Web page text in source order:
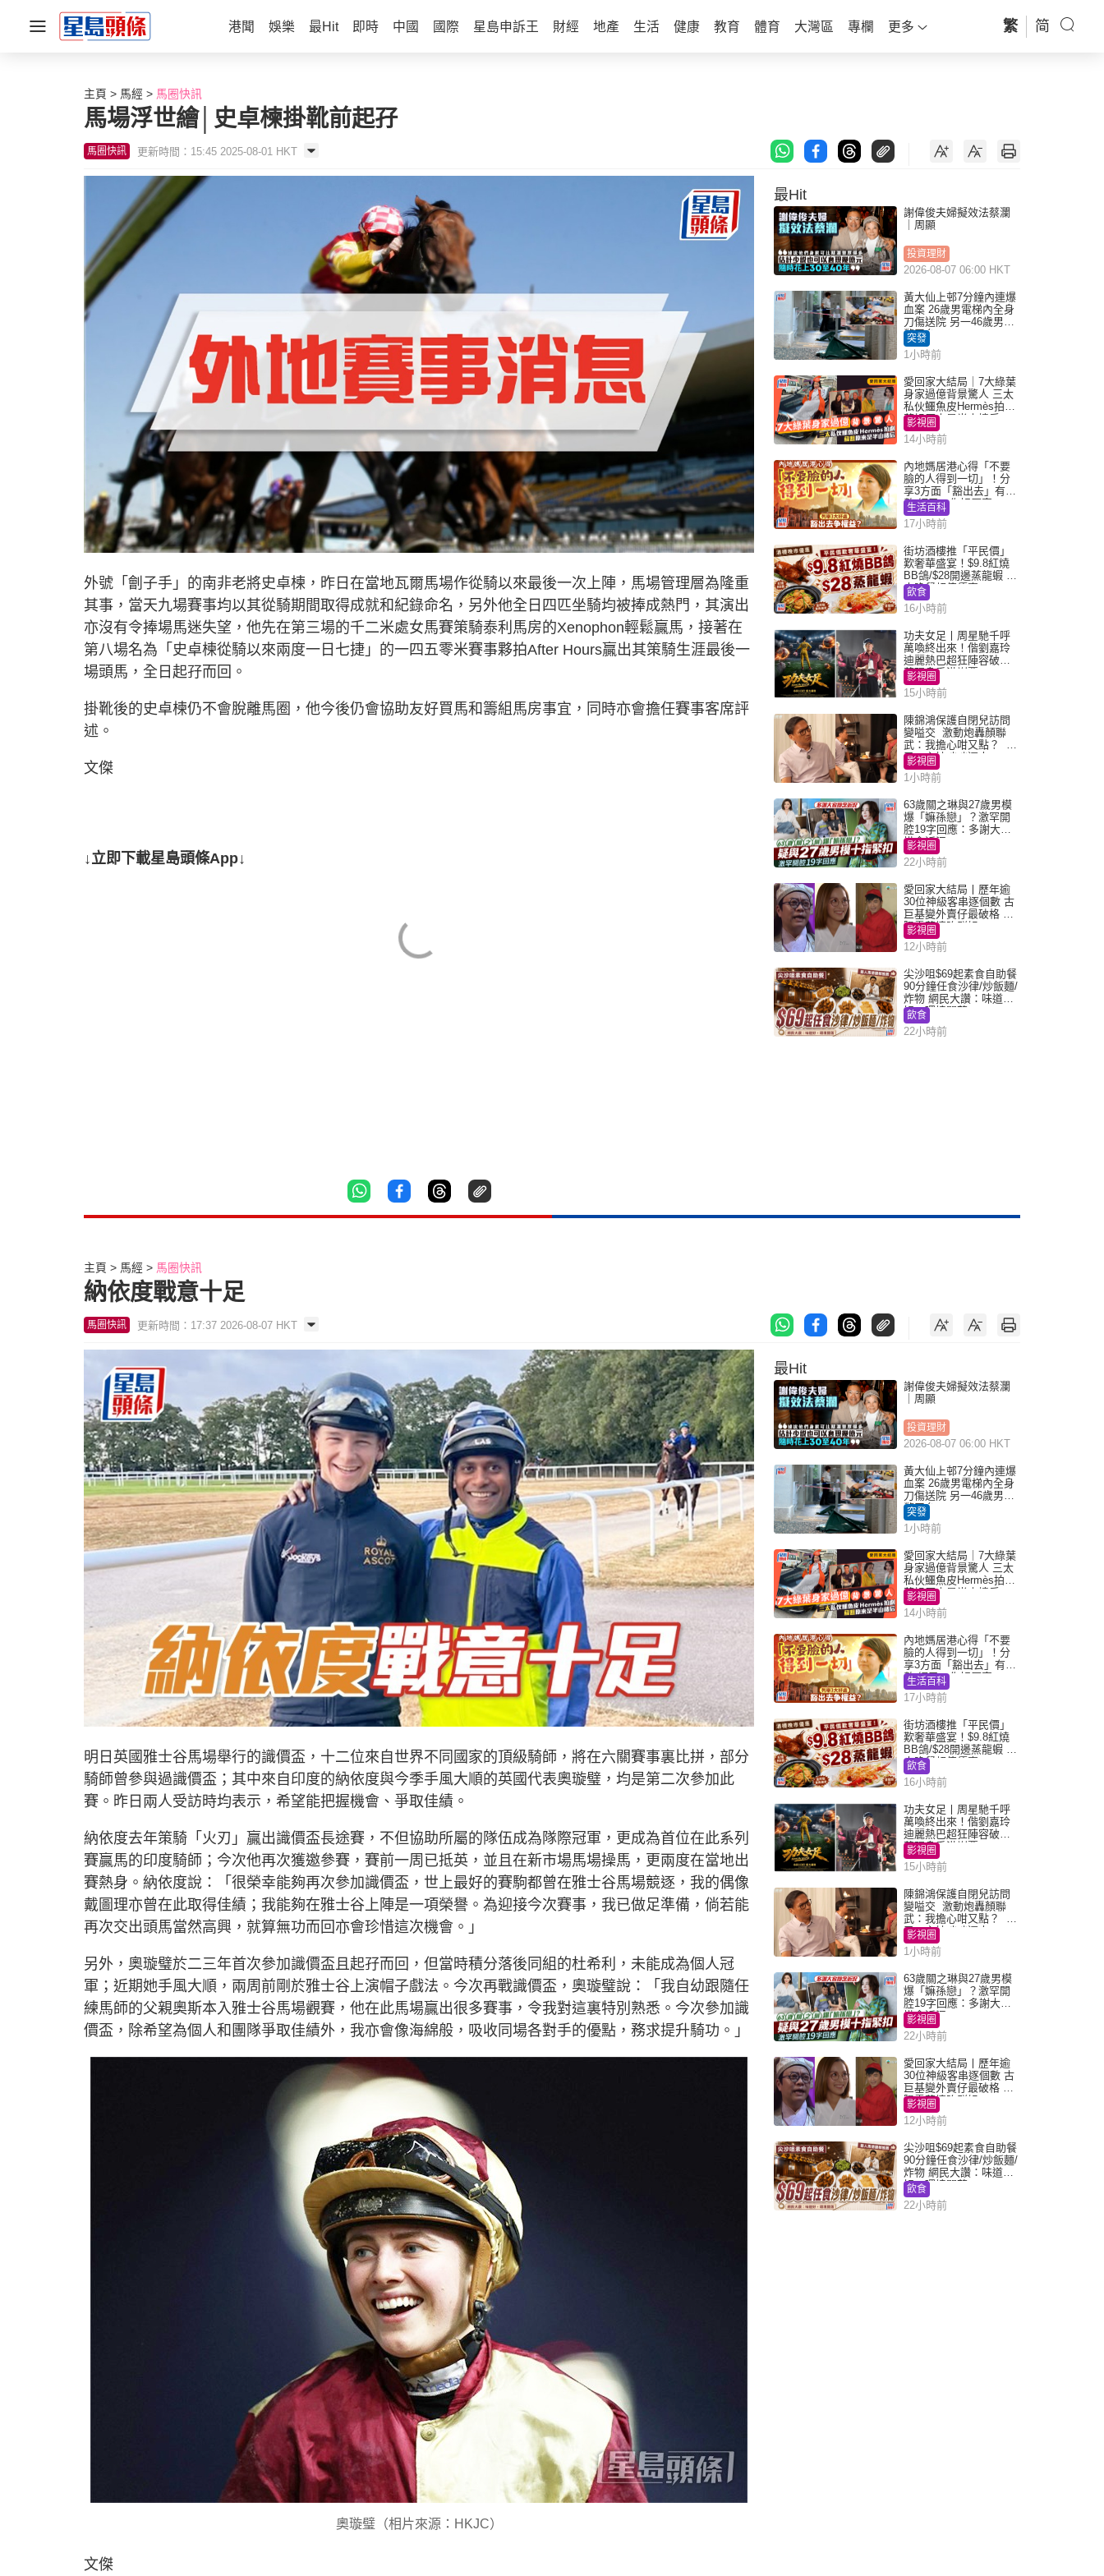
港聞 娛樂 最Hit 即時 中國 國際 星島申訴王 財經 地產 生活 健康 教育 體育 大灣區 專欄 更多 繁 简
主頁 馬經 馬圈快訊
馬場浮世繪│史卓楝掛靴前起孖
馬圈快訊 更新時間：15:45 2025-08-01 HKT
外號「劊子手」的南非老將史卓楝，昨日在當地瓦爾馬場作從騎以來最後一次上陣，馬場管理層為隆重
其事，當天九場賽事均以其從騎期間取得成就和紀錄命名，另外他全日四匹坐騎均被捧成熱門，其演出
亦沒有令捧場馬迷失望，他先在第三場的千二米處女馬賽策騎泰利馬房的Xenophon輕鬆贏馬，接著在
第八場名為「史卓楝從騎以來兩度一日七捷」的一四五零米賽事夥拍After Hours贏出其策騎生涯最後一
場頭馬，全日起孖而回。
掛靴後的史卓楝仍不會脫離馬圈，他今後仍會協助友好買馬和籌組馬房事宜，同時亦會擔任賽事客席評
述。
文傑
↓立即下載星島頭條App↓
最Hit
謝偉俊夫婦擬效法蔡瀾
｜周顯
投資理財
2026-08-07 06:00 HKT
黃大仙上邨7分鐘內連爆
血案 26歲男電梯內全身
刀傷送院 另一46歲男倒
斃平台
突發
1小時前
愛回家大結局｜7大綠葉
身家過億背景驚人 三太
私伙鱷魚皮Hermès拍劇
蘇姐原來是半山樓后
影視圈
14小時前
內地媽居港心得「不要
臉的人得到一切」！分
享3方面「豁出去」有著
數 網民：你好厲害
生活百科
17小時前
街坊酒樓推「平民價」
歎奢華盛宴！$9.8紅燒
BB鴿/$28開邊蒸龍蝦 3
大晚餐超值優惠
飲食
16小時前
功夫女足丨周星馳千呼
萬喚終出來！偕劉嘉玲
迪麗熱巴超狂陣容破天
荒現身香港謝票
影視圈
15小時前
陳錦鴻保護自閉兒訪問
變嗌交 激動炮轟顏聯
武：我擔心咁又點？ 網
民：主持咄咄逼人
影視圈
1小時前
63歲關之琳與27歲男模
爆「嫲孫戀」？激罕開
腔19字回應：多謝大家
掛念近況
影視圈
22小時前
愛回家大結局丨歷年逾
30位神級客串逐個數 古
巨基變外賣仔最破格 歐
陽震華情陷群姐
影視圈
12小時前
尖沙咀$69起素食自助餐
90分鐘任食沙律/炒飯麵/
炸物 網民大讚：味道
好，環境闊落
飲食
22小時前
主頁 馬經 馬圈快訊
納依度戰意十足
馬圈快訊 更新時間：17:37 2026-08-07 HKT
明日英國雅士谷馬場舉行的識價盃，十二位來自世界不同國家的頂級騎師，將在六關賽事裏比拼，部分
騎師曾參與過識價盃；其中來自印度的納依度與今季手風大順的英國代表奧璇璧，均是第二次參加此
賽。昨日兩人受訪時均表示，希望能把握機會、爭取佳績。
納依度去年策騎「火刃」贏出識價盃長途賽，不但協助所屬的隊伍成為隊際冠軍，更成為首位在此系列
賽贏馬的印度騎師；今次他再次獲邀參賽，賽前一周已抵英，並且在新市場馬場操馬，更兩度在當地出
賽熱身。納依度說：「很榮幸能夠再次參加識價盃，世上最好的賽駒都曾在雅士谷馬場競逐，我的偶像
戴圖理亦曾在此取得佳績；我能夠在雅士谷上陣是一項榮譽。為迎接今次賽事，我已做足準備，倘若能
再次交出頭馬當然高興，就算無功而回亦會珍惜這次機會。」
另外，奧璇璧於二三年首次參加識價盃且起孖而回，但當時積分落後同組的杜希利，未能成為個人冠
軍；近期她手風大順，兩周前剛於雅士谷上演帽子戲法。今次再戰識價盃，奧璇璧說：「我自幼跟隨任
練馬師的父親奧斯本入雅士谷馬場觀賽，他在此馬場贏出很多賽事，令我對這裏特別熟悉。今次參加識
價盃，除希望為個人和團隊爭取佳績外，我亦會像海綿般，吸收同場各對手的優點，務求提升騎功。」
奧璇璧（相片來源：HKJC）
文傑
最Hit
謝偉俊夫婦擬效法蔡瀾
｜周顯
投資理財
2026-08-07 06:00 HKT
黃大仙上邨7分鐘內連爆
血案 26歲男電梯內全身
刀傷送院 另一46歲男倒
斃平台
突發
1小時前
愛回家大結局｜7大綠葉
身家過億背景驚人 三太
私伙鱷魚皮Hermès拍劇
蘇姐原來是半山樓后
影視圈
14小時前
內地媽居港心得「不要
臉的人得到一切」！分
享3方面「豁出去」有著
數 網民：你好厲害
生活百科
17小時前
街坊酒樓推「平民價」
歎奢華盛宴！$9.8紅燒
BB鴿/$28開邊蒸龍蝦 3
大晚餐超值優惠
飲食
16小時前
功夫女足丨周星馳千呼
萬喚終出來！偕劉嘉玲
迪麗熱巴超狂陣容破天
荒現身香港謝票
影視圈
15小時前
陳錦鴻保護自閉兒訪問
變嗌交 激動炮轟顏聯
武：我擔心咁又點？ 網
民：主持咄咄逼人
影視圈
1小時前
63歲關之琳與27歲男模
爆「嫲孫戀」？激罕開
腔19字回應：多謝大家
掛念近況
影視圈
22小時前
愛回家大結局丨歷年逾
30位神級客串逐個數 古
巨基變外賣仔最破格 歐
陽震華情陷群姐
影視圈
12小時前
尖沙咀$69起素食自助餐
90分鐘任食沙律/炒飯麵/
炸物 網民大讚：味道
好，環境闊落
飲食
22小時前